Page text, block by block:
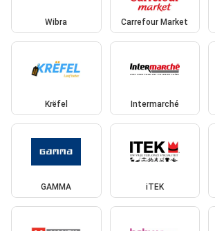
Wibra Carrefour Market
Krëfel Intermarché
GAMMA iTEK